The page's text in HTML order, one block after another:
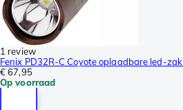
1 review
Fenix PD32R-C Coyote oplaadbare led-
€ 67,95
Op voorraad